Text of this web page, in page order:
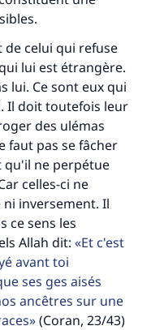
de celui qui refuse
lui est étrangère.
lui. Ce sont eux qui
Il doit toutefois leur
des ulémas
faut pas se fâcher
qu'il ne perpétue
celles-ci ne
inversement. Il
ce sens les
Allah dit:
Et c'est
avant toi
ses ges aisés
ancêtres sur une
(Coran, 23/43)